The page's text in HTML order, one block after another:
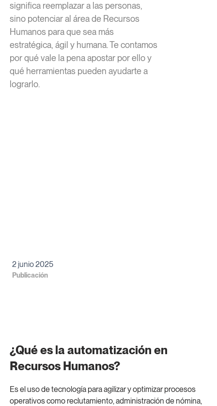
significa reemplazar a las personas,
sino potenciar al área de Recursos
Humanos para que sea más
estratégica, ágil y humana. Te contamos
por qué vale la pena apostar por ello y
qué herramientas pueden ayudarte a
lograrlo.
2 junio 2025
Publicación
¿Qué es la automatización en
Recursos Humanos?
Es el uso de tecnología para agilizar y optimizar procesos
operativos como reclutamiento, administración de nómina,